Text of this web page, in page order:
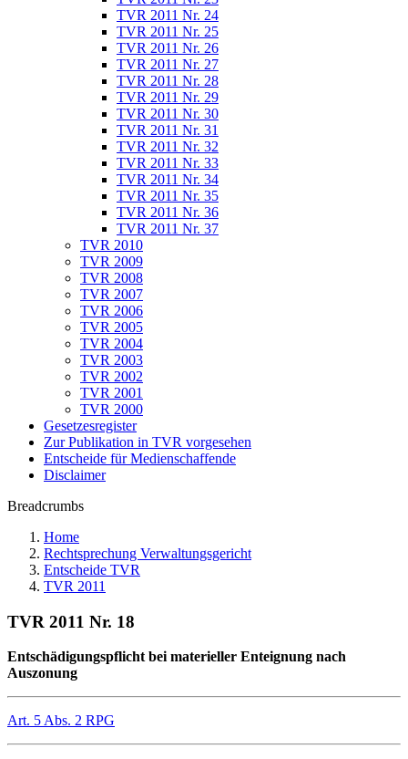
TVR 2011 Nr. 24
TVR 2011 Nr. 25
TVR 2011 Nr. 26
TVR 2011 Nr. 27
TVR 2011 Nr. 28
TVR 2011 Nr. 29
TVR 2011 Nr. 30
TVR 2011 Nr. 31
TVR 2011 Nr. 32
TVR 2011 Nr. 33
TVR 2011 Nr. 34
TVR 2011 Nr. 35
TVR 2011 Nr. 36
TVR 2011 Nr. 37
TVR 2010
TVR 2009
TVR 2008
TVR 2007
TVR 2006
TVR 2005
TVR 2004
TVR 2003
TVR 2002
TVR 2001
TVR 2000
Gesetzesregister
Zur Publikation in TVR vorgesehen
Entscheide für Medienschaffende
Disclaimer
Breadcrumbs
Home
Rechtsprechung Verwaltungsgericht
Entscheide TVR
TVR 2011
TVR 2011 Nr. 18
Entschädigungspflicht bei materieller Enteignung nach
Auszonung
Art. 5 Abs. 2 RPG